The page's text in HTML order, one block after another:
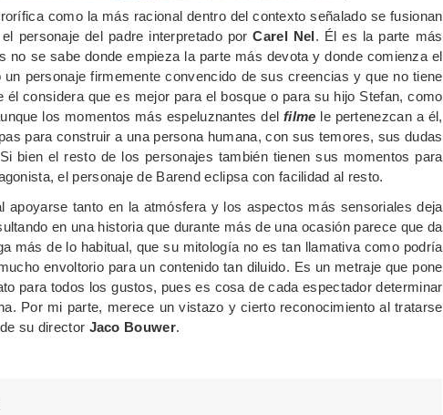
como la más racional dentro del contexto señalado se fusionan
personaje del padre interpretado porCarel Nel. Él es la parte más
no se sabe donde empieza la parte más devota y donde comienza el
personaje firmemente convencido de sus creencias y que no tiene
él considera que es mejor para el bosque o para su hijo Stefan, como
los momentos más espeluznantes delfilme le pertenezcan a él,
para construir a una persona humana, con sus temores, sus dudas
bien el resto de los personajes también tienen sus momentos para
el personaje de Barend eclipsa con facilidad al resto.
apoyarse tanto en la atmósfera y los aspectos más sensoriales deja
en una historia que durante más de una ocasión parece que da
más de lo habitual, que su mitología no es tan llamativa como podría
envoltorio para un contenido tan diluido. Es un metraje que pone
para todos los gustos, pues es cosa de cada espectador determinar
Por mi parte, merece un vistazo y cierto reconocimiento al tratarse
su director Jaco Bouwer.